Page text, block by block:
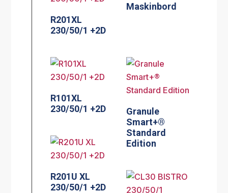
R201XL
230/50/1 +2D
Maskinbord
R101XL
230/50/1 +2D
Granule
Smart+®
Standard
Edition
R201U XL
230/50/1 +2D